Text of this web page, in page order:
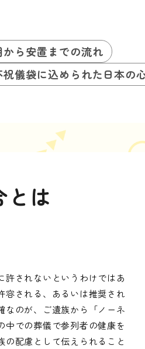
ら安置までの流れ
祝儀袋に込められた日本の
とは
されないというわけではあ
容される、あるいは推奨され
なのが、ご遺族から「ノーネ
中での葬儀で参列者の健康を
配慮として伝えられること